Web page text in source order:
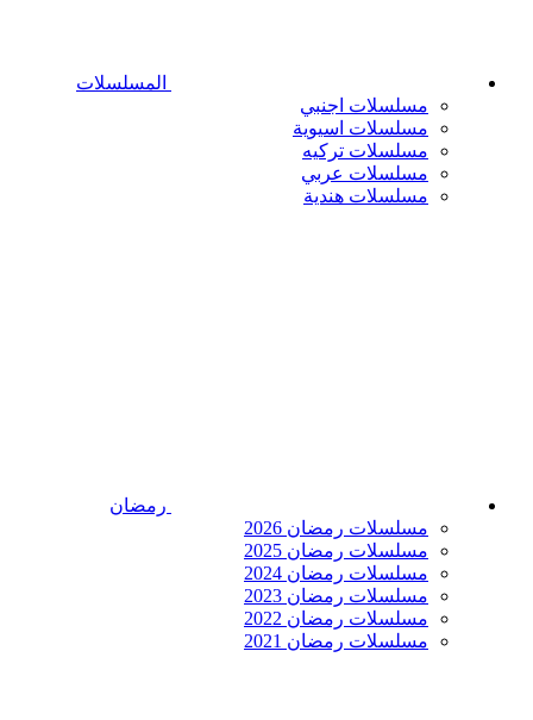
المسلسلات
مسلسلات اجنبي
مسلسلات اسيوية
مسلسلات تركيه
مسلسلات عربي
مسلسلات هندية
رمضان
مسلسلات رمضان 2026
مسلسلات رمضان 2025
مسلسلات رمضان 2024
مسلسلات رمضان 2023
مسلسلات رمضان 2022
مسلسلات رمضان 2021